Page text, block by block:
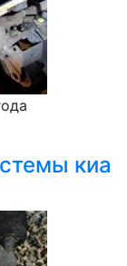
киа